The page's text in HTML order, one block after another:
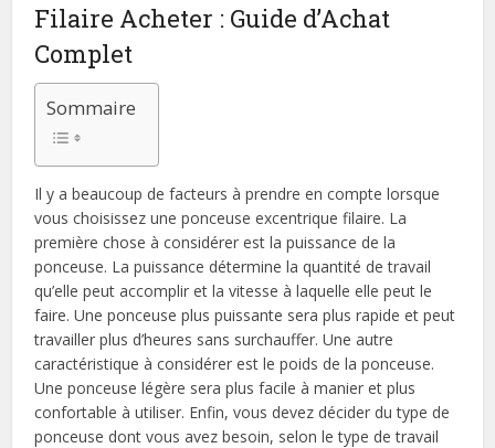
Filaire Acheter : Guide d’Achat
Complet
Sommaire
Il y a beaucoup de facteurs à prendre en compte lorsque
vous choisissez une ponceuse excentrique filaire. La
première chose à considérer est la puissance de la
ponceuse. La puissance détermine la quantité de travail
qu’elle peut accomplir et la vitesse à laquelle elle peut le
faire. Une ponceuse plus puissante sera plus rapide et peut
travailler plus d’heures sans surchauffer. Une autre
caractéristique à considérer est le poids de la ponceuse.
Une ponceuse légère sera plus facile à manier et plus
confortable à utiliser. Enfin, vous devez décider du type de
ponceuse dont vous avez besoin, selon le type de travail